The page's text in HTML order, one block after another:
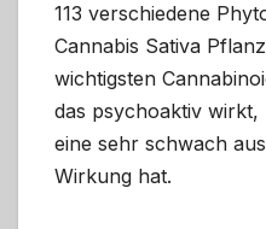
113 verschiedene
Cannabis Sativa
wichtigsten
das psychoaktiv wirkt,
eine sehr schwach
Wirkung hat.